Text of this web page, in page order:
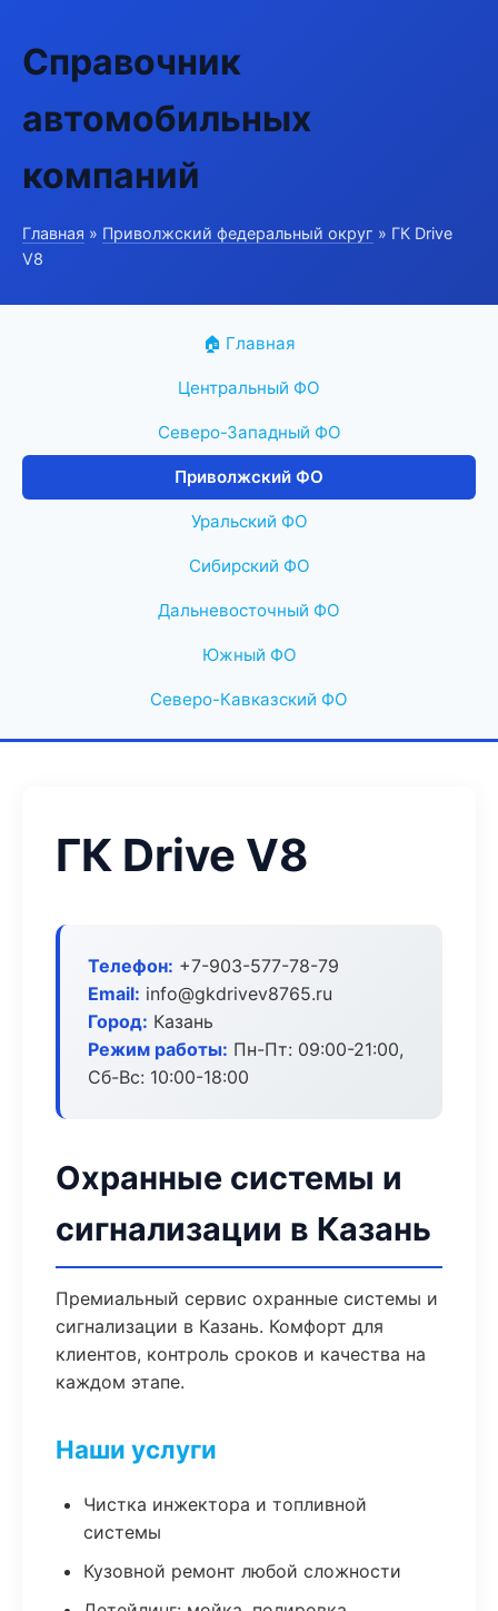
Справочник
автомобильных
компаний
Главная » Приволжский федеральный округ » ГК Drive
V8
🏠 Главная
Центральный ФО
Северо-Западный ФО
Приволжский ФО
Уральский ФО
Сибирский ФО
Дальневосточный ФО
Южный ФО
Северо-Кавказский ФО
ГК Drive V8
Телефон: +7-903-577-78-79
Email: info@gkdrivev8765.ru
Город: Казань
Режим работы: Пн-Пт: 09:00-21:00,
Сб-Вс: 10:00-18:00
Охранные системы и
сигнализации в Казань
Премиальный сервис охранные системы и
сигнализации в Казань. Комфорт для
клиентов, контроль сроков и качества на
каждом этапе.
Наши услуги
Чистка инжектора и топливной
системы
Кузовной ремонт любой сложности